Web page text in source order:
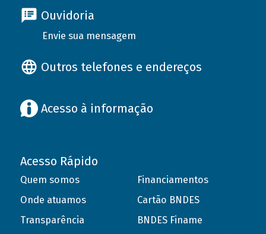
Ouvidoria
Envie sua mensagem
Outros telefones e endereços
Acesso à informação
Acesso Rápido
Quem somos
Onde atuamos
Transparência
Financiamentos
Cartão BNDES
BNDES Finame